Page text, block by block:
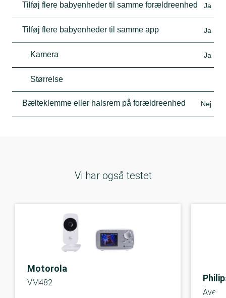
Tilføj flere babyenheder til samme forældreenhed Ja
Tilføj flere babyenheder til samme app Ja
Kamera Ja
Størrelse
Bælteklemme eller halsrem på forældreenhed Nej
Vi har også testet
Motorola
VM482
Avent